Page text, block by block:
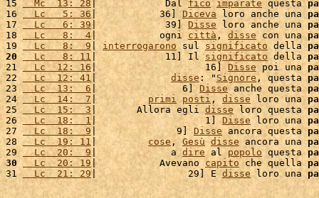
15
  Mc  13: 28
|            Dal fico imparate questa
16
  Lc   5: 36
|           36] Diceva loro anche una
17
  Lc   6: 39
|            39] Disse loro anche una
18
  Lc   8:  4
|           ogni città , disse con una
19
  Lc   8:  9
interrogarono sul significato della
20
  Lc   8: 11
|            11] Il significato della
21
  Lc  12: 16
|                   16] Disse poi una
22
  Lc  12: 41
| disse: "Signore, questa
23
  Lc  13:  6
|               6] Disse anche questa
24
  Lc  14:  7
| primi posti , disse loro una
25
  Lc  15:  3
|       Allora egli disse loro questa
26
  Lc  18:  1
|                   1] Disse loro una
27
  Lc  18:  9
|              9] Disse ancora questa
28
  Lc  19: 11
| cose , Gesù disse ancora una
29
  Lc  20:  9
|             a dire al popolo questa
30
  Lc  20: 19
|           Avevano capito che quella
31
  Lc  21: 29
|                29] E disse loro una